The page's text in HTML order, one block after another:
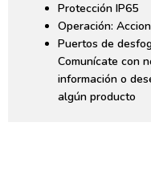
Protección IP65
Operación:
Puertos de
Comunícate con
información o
algún producto